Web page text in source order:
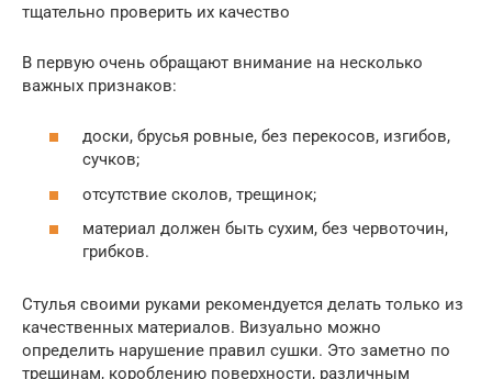
тщательно проверить их качество
В первую очень обращают внимание на несколько
важных признаков:
доски, брусья ровные, без перекосов, изгибов,
сучков;
отсутствие сколов, трещинок;
материал должен быть сухим, без червоточин,
грибков.
Стулья своими руками рекомендуется делать только из
качественных материалов. Визуально можно
определить нарушение правил сушки. Это заметно по
трещинам, короблению поверхности, различным